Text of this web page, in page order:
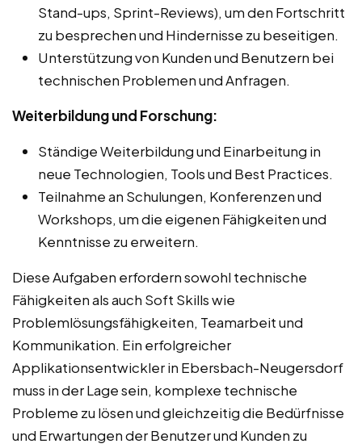
Stand-ups, Sprint-Reviews), um den Fortschritt
zu besprechen und Hindernisse zu beseitigen.
Unterstützung von Kunden und Benutzern bei
technischen Problemen und Anfragen.
Weiterbildung und Forschung:
Ständige Weiterbildung und Einarbeitung in
neue Technologien, Tools und Best Practices.
Teilnahme an Schulungen, Konferenzen und
Workshops, um die eigenen Fähigkeiten und
Kenntnisse zu erweitern.
Diese Aufgaben erfordern sowohl technische
Fähigkeiten als auch Soft Skills wie
Problemlösungsfähigkeiten, Teamarbeit und
Kommunikation. Ein erfolgreicher
Applikationsentwickler in Ebersbach-Neugersdorf
muss in der Lage sein, komplexe technische
Probleme zu lösen und gleichzeitig die Bedürfnisse
und Erwartungen der Benutzer und Kunden zu